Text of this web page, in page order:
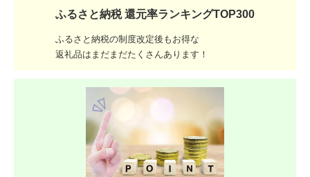
ふるさと納税 還元率ランキングTOP300
ふるさと納税の制度改定後もお得な
返礼品はまだまだたくさんあります！